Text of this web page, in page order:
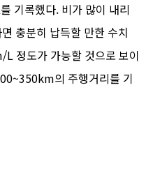
기록했다. 비가 많이 내리
충분히 납득할 만한 수치
정도가 가능할 것으로 보이
의 주행거리를 기